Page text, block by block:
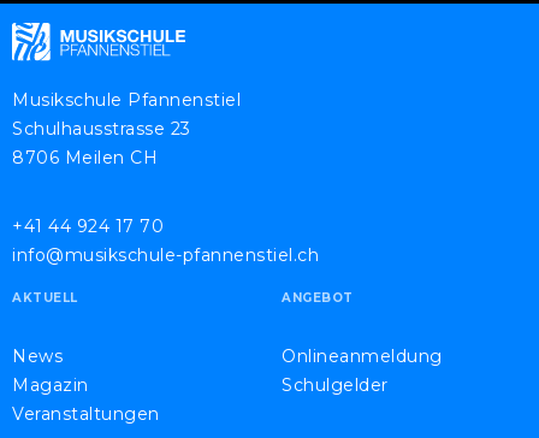
Musikschule Pfannenstiel
Schulhausstrasse 23
8706 Meilen CH
+41 44 924 17 70
info@musikschule-pfannenstiel.ch
AKTUELL
News
Magazin
Veranstaltungen
ANGEBOT
Onlineanmeldung
Schulgelder